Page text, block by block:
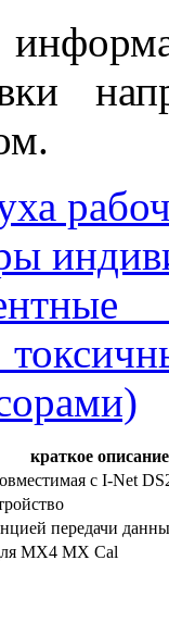
краткое описание
с I-Net
передачи
МХ4 MX Cal